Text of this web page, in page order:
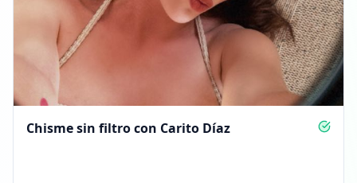
Chisme sin filtro con Carito Díaz